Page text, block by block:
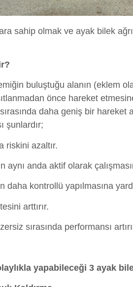
sahip olmak ve ayak bilek
buluştuğu alanın (eklem
önce hareket
daha geniş bir hareket
şunlardır;
riskini azaltır.
aynı anda aktif olarak
daha kontrollü yapılmasına
arttırır.
sırasında performansı
yapabileceği 3 ayak